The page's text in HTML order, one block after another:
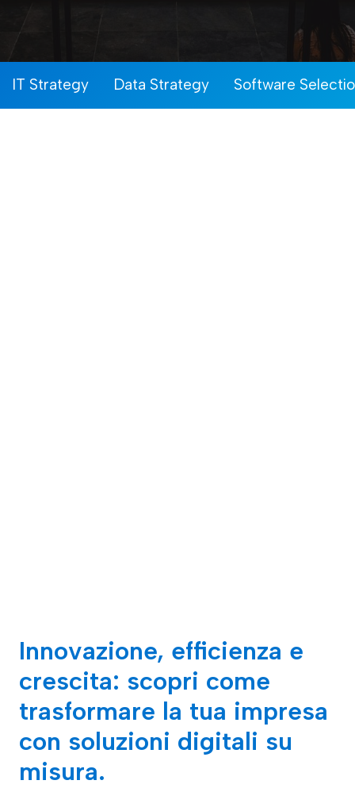
IT Strategy Data Strategy Software
Innovazione, efficienza e
crescita: scopri come
trasformare la tua impresa
con soluzioni digitali su
misura.